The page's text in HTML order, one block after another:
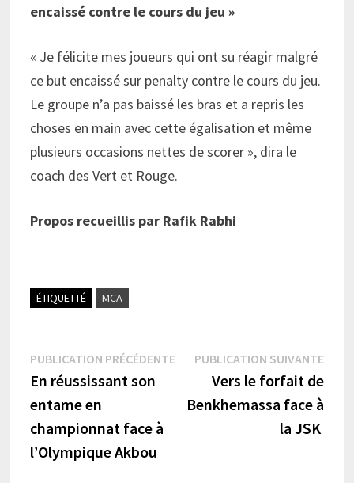
encaissé contre le cours du jeu »
« Je félicite mes joueurs qui ont su réagir malgré
ce but encaissé sur penalty contre le cours du jeu.
Le groupe n’a pas baissé les bras et a repris les
choses en main avec cette égalisation et même
plusieurs occasions nettes de scorer », dira le
coach des Vert et Rouge.
Propos recueillis par Rafik Rabhi
ÉTIQUETTÉ MCA
Navigation
de
l’article
PUBLICATION PRÉCÉDENTEPublication
précédente :
En réussissant son
entame en
championnat face à
l’Olympique Akbou
PUBLICATION SUIVANTE
Vers le forfait de
Benkhemassa face à
la JSK